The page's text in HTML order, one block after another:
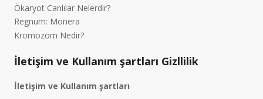
Ökaryot Canlılar Nelerdir?
Regnum: Monera
Kromozom Nedir?
İletişim ve Kullanım şartları Gizllilik
İletişim ve Kullanım şartları